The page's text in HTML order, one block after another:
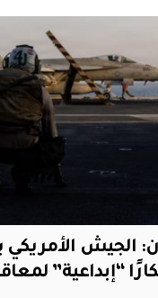
الجيش
“إبداعية”